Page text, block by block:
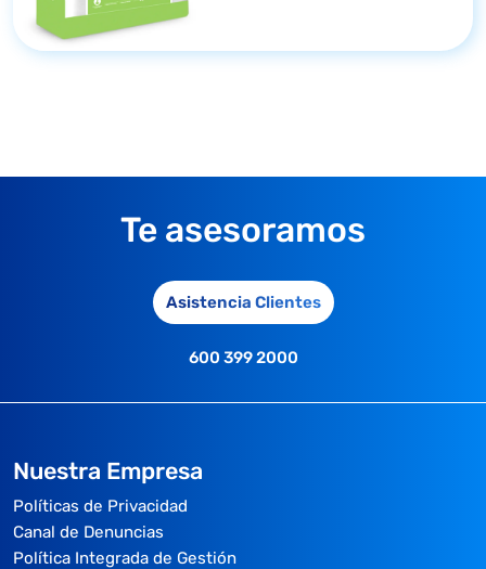
Te asesoramos
Asistencia Clientes
600 399 2000
Nuestra Empresa
Políticas de Privacidad
Canal de Denuncias
Política Integrada de Gestión